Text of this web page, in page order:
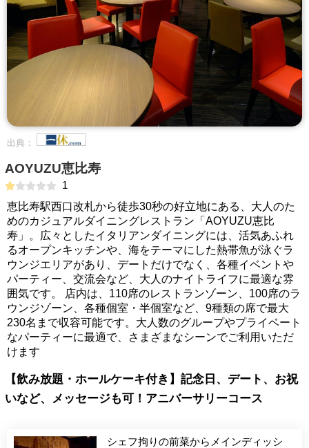
出典：
AOYUZU恵比寿
1
恵比寿駅西口改札から徒歩30秒の好立地にある、大人のた
めのカジュアルダイニングレストラン「AOYUZU恵比
寿」。広々としたイタリアンダイニングには、活気あふれ
るオープンキッチンや、海をテーマにした熱帯魚が泳ぐラ
ウンジエリアがあり、デートだけでなく、各種イベントや
パーティー、交流会など、大人のナイトライフに最適な雰
囲気です。 店内は、110席のレストランゾーン、100席のラ
ウンジゾーン、各種個室・半個室など、9種類の席で最大
230名まで収容可能です。大人数のグループやプライベート
なパーティーに最適で、さまざまなシーンでご利用いただ
けます
【飲み放題・ホールケーキ付き】記念日、デート、お祝
いなど、メッセージも可！アニバーサリーコース
シェフ拘りの前菜からメインディッシ